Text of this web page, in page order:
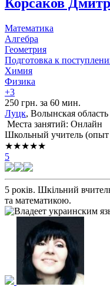
Корсаков
Математика
Алгебра
Геометрия
Подготовка к
Химия
Физика
+3
250 грн. за 60 мин.
Луцк, Волынская область
Места занятий: Онлайн
Школьный учитель (опыт
★★★★★
5
5 років. Шкільний
та математикою.